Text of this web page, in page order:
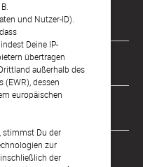
und Nutzer-ID).
Deine IP-
übertragen
außerhalb des
(EWR), dessen
europäischen
stimmst Du der
zur
der